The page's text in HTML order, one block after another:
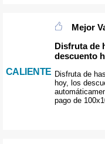
CALIENTE
Mejor
Disfruta de
descuento
Disfruta de
hoy, los
pago de